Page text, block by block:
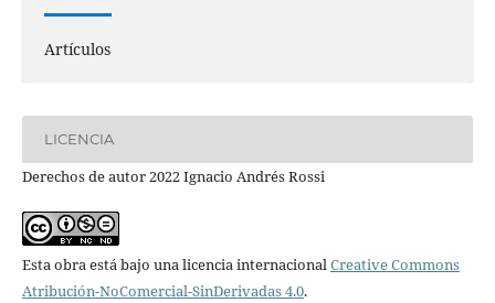
Artículos
LICENCIA
Derechos de autor 2022 Ignacio Andrés Rossi
Esta obra está bajo una licencia internacionalCreative Commons
Atribución-NoComercial-SinDerivadas 4.0.